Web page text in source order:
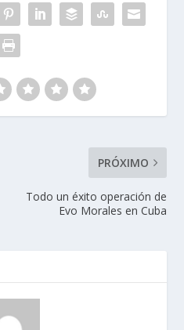
PRÓXIMO
Todo un éxito operación de
Evo Morales en Cuba